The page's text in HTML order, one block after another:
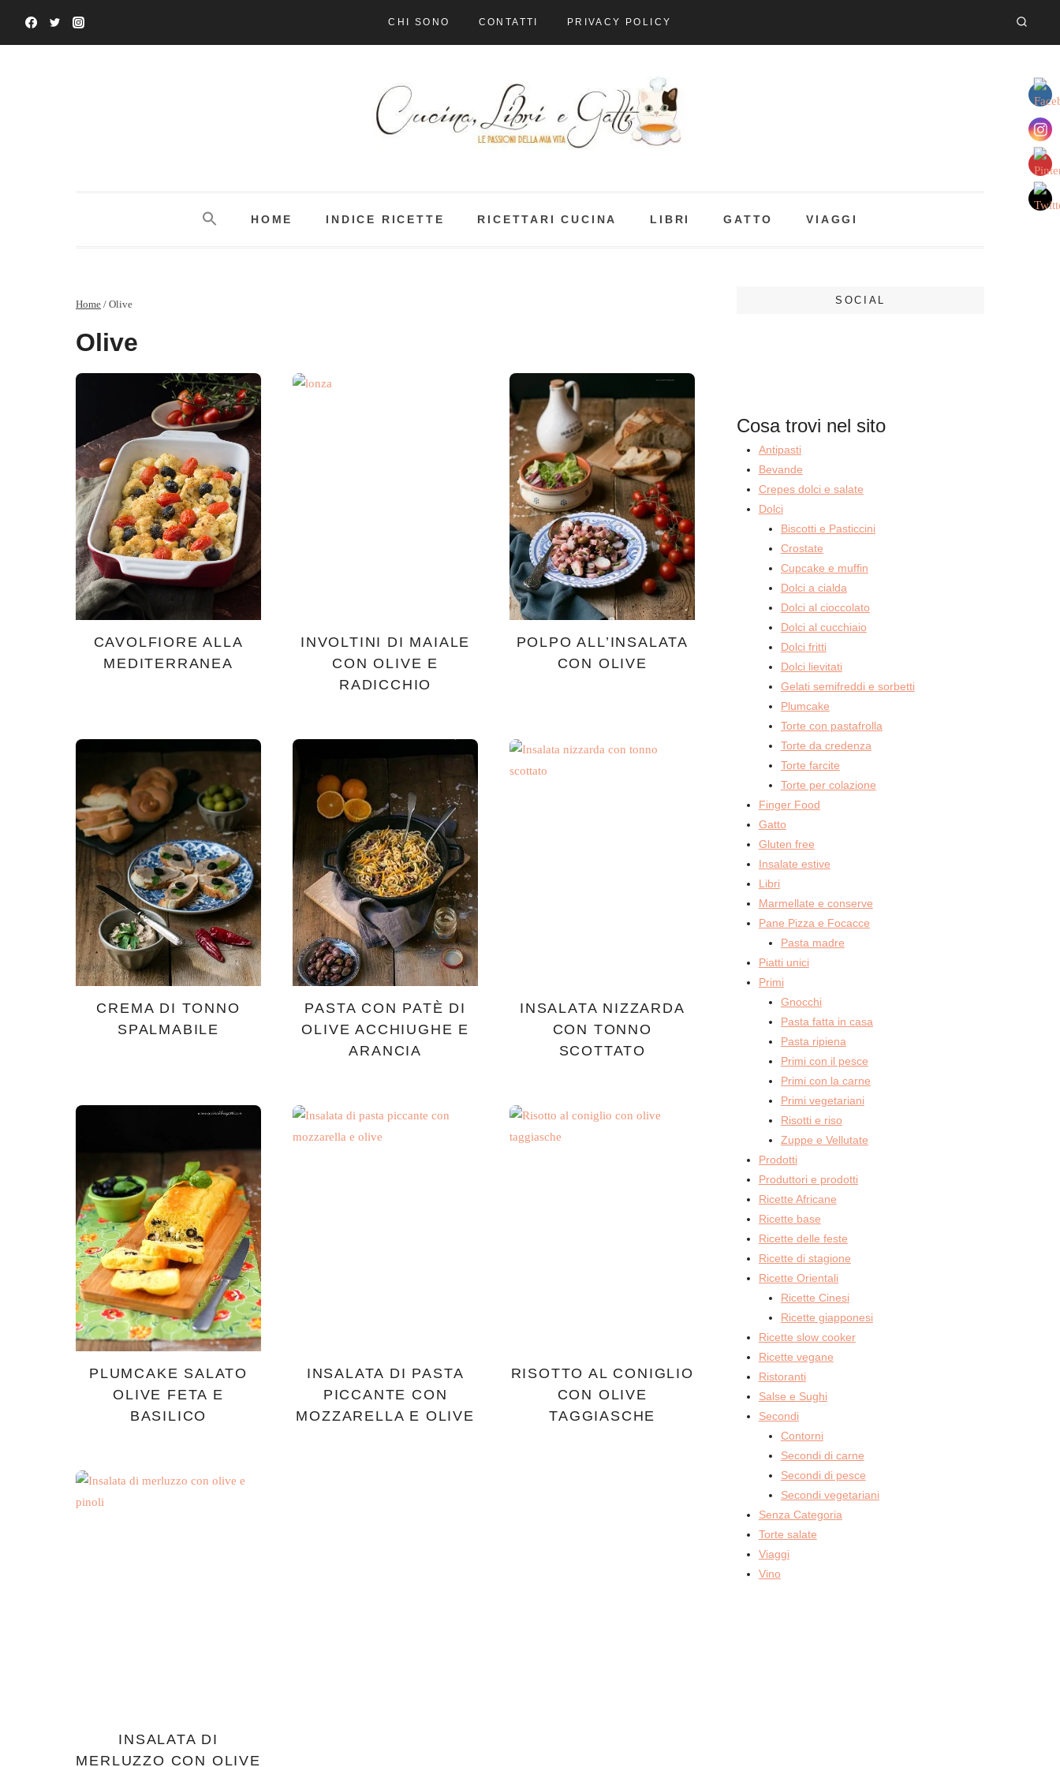
CHI SONO CONTATTI PRIVACY POLICY
HOME INDICE RICETTE RICETTARI CUCINA LIBRI GATTO VIAGGI
Home / Olive
Olive
CAVOLFIORE ALLA
MEDITERRANEA
INVOLTINI DI MAIALE
CON OLIVE E
RADICCHIO
POLPO ALL’INSALATA
CON OLIVE
CREMA DI TONNO
SPALMABILE
PASTA CON PATÈ DI
OLIVE ACCHIUGHE E
ARANCIA
INSALATA NIZZARDA
CON TONNO
SCOTTATO
PLUMCAKE SALATO
OLIVE FETA E
BASILICO
INSALATA DI PASTA
PICCANTE CON
MOZZARELLA E OLIVE
RISOTTO AL CONIGLIO
CON OLIVE
TAGGIASCHE
INSALATA DI
MERLUZZO CON OLIVE
SOCIAL
Cosa trovi nel sito
Antipasti
Bevande
Crepes dolci e salate
Dolci
Biscotti e Pasticcini
Crostate
Cupcake e muffin
Dolci a cialda
Dolci al cioccolato
Dolci al cucchiaio
Dolci fritti
Dolci lievitati
Gelati semifreddi e sorbetti
Plumcake
Torte con pastafrolla
Torte da credenza
Torte farcite
Torte per colazione
Finger Food
Gatto
Gluten free
Insalate estive
Libri
Marmellate e conserve
Pane Pizza e Focacce
Pasta madre
Piatti unici
Primi
Gnocchi
Pasta fatta in casa
Pasta ripiena
Primi con il pesce
Primi con la carne
Primi vegetariani
Risotti e riso
Zuppe e Vellutate
Prodotti
Produttori e prodotti
Ricette Africane
Ricette base
Ricette delle feste
Ricette di stagione
Ricette Orientali
Ricette Cinesi
Ricette giapponesi
Ricette slow cooker
Ricette vegane
Ristoranti
Salse e Sughi
Secondi
Contorni
Secondi di carne
Secondi di pesce
Secondi vegetariani
Senza Categoria
Torte salate
Viaggi
Vino